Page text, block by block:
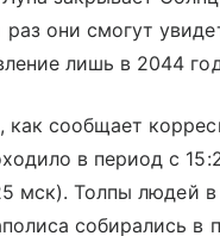
они смогут
лишь в 2044
сообщает
в период с
мск). Толпы людей в
собирались в